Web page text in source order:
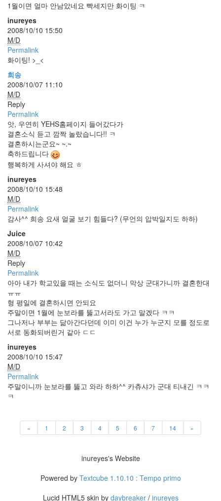
1월이면 얼마 안남았네요 빡세지만 화이팅 ㅋ
inureyes
2008/10/10 15:50
M/D
Permalink
화이팅! >_<
희송
2008/10/07 11:10
M/D
Reply
Permalink
앗, 우연히 YEHS홈페이지 들어갔다가
결혼소식 듣고 깜짝 놀랐습니다!! ㅋ
결혼하시는군요~ ~.~
축하드립니다
행복하게 사셔야 해요 ㅎ
inureyes
2008/10/10 15:48
M/D
Permalink
감사^^ 희송 요새 얼굴 보기 힘들다? (무언의 압박일지도 하하)
Juice
2008/10/07 10:42
M/D
Reply
Permalink
아아 내가 학교있을 때는 소식도 없더니 막상 군대가니까 결혼한대
ㅠㅠ
형 평일에 결혼하시면 안되요
주말이면 1월에 눈보라를 뚫고서라도 가고 말겠다 ㅋㅋ
그나저나 부부는 닮아간다던데 이미 이건 누가 누군지 모를 정도로
서로 동화되버린거 같아 ㄷㄷ
inureyes
2008/10/10 15:47
M/D
Permalink
주말이니까 눈보라를 뚫고 와라 하하^^ 카츄샤가 군대 티내긴 ㅋㅋ
ㅋ
« 1 2 3 4 5 6 7 14 »
놀
부?!
By
inureyes
Find!
inureyes's Website
Powered by Textcube 1.10.10 : Tempo primo
Lucid HTML5 skin by daybreaker/ inureyes